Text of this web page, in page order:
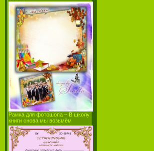
Рамка для фотошопа – В школу
книги снова мы возьмём